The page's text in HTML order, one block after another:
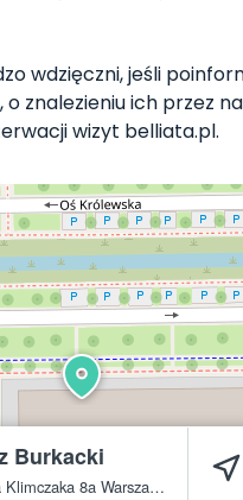
wdzięczni, jeśli
o znalezieniu ich przez
wizyt belliata.pl.
Burkacki
Klimczaka 8a Warszawa